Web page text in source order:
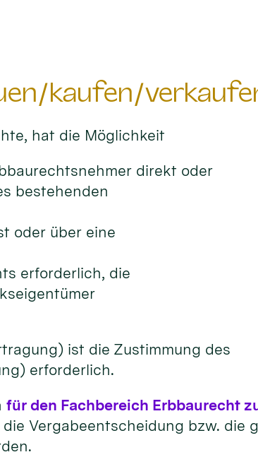
kaufen/
hat die Möglichkeit
direkt oder
bestehenden
oder über eine
erforderlich, die
ist die Zustimmung des
erforderlich.
für den Fachbereich Erbbaurecht
Vergabeentscheidung bzw. die